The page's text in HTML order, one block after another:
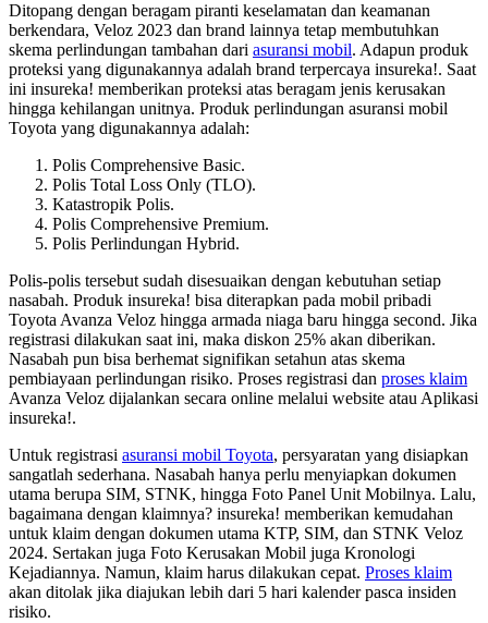
Ditopang dengan beragam piranti keselamatan dan keamanan
berkendara, Veloz 2023 dan brand lainnya tetap membutuhkan
skema perlindungan tambahan dari asuransi mobil. Adapun produk
proteksi yang digunakannya adalah brand terpercaya insureka!. Saat
ini insureka! memberikan proteksi atas beragam jenis kerusakan
hingga kehilangan unitnya. Produk perlindungan asuransi mobil
Toyota yang digunakannya adalah:
Polis Comprehensive Basic.
Polis Total Loss Only (TLO).
Katastropik Polis.
Polis Comprehensive Premium.
Polis Perlindungan Hybrid.
Polis-polis tersebut sudah disesuaikan dengan kebutuhan setiap
nasabah. Produk insureka! bisa diterapkan pada mobil pribadi
Toyota Avanza Veloz hingga armada niaga baru hingga second. Jika
registrasi dilakukan saat ini, maka diskon 25% akan diberikan.
Nasabah pun bisa berhemat signifikan setahun atas skema
pembiayaan perlindungan risiko. Proses registrasi dan proses klaim
Avanza Veloz dijalankan secara online melalui website atau Aplikasi
insureka!.
Untuk registrasi asuransi mobil Toyota, persyaratan yang disiapkan
sangatlah sederhana. Nasabah hanya perlu menyiapkan dokumen
utama berupa SIM, STNK, hingga Foto Panel Unit Mobilnya. Lalu,
bagaimana dengan klaimnya? insureka! memberikan kemudahan
untuk klaim dengan dokumen utama KTP, SIM, dan STNK Veloz
2024. Sertakan juga Foto Kerusakan Mobil juga Kronologi
Kejadiannya. Namun, klaim harus dilakukan cepat. Proses klaim
akan ditolak jika diajukan lebih dari 5 hari kalender pasca insiden
risiko.